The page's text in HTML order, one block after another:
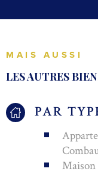
MAIS AUSSI
LES AUTRES
PAR